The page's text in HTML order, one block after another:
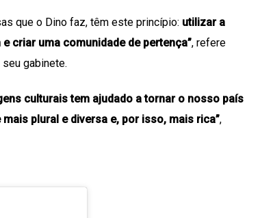
que o Dino faz, têm este princípio: utilizar a
criar uma comunidade de pertença”, refere
gabinete.
culturais tem ajudado a tornar o nosso país
plural e diversa e, por isso, mais rica”,